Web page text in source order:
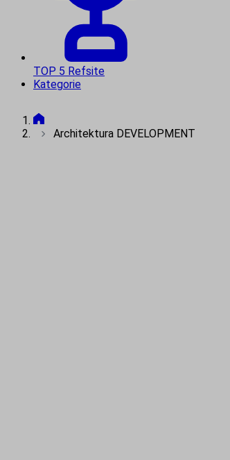
TOP 5 Refsite
Kategorie
Architektura DEVELOPMENT